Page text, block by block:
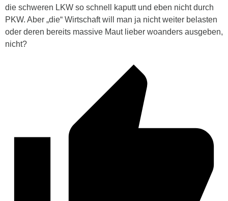
die schweren LKW so schnell kaputt und eben nicht durch
PKW. Aber „die“ Wirtschaft will man ja nicht weiter belasten
oder deren bereits massive Maut lieber woanders ausgeben,
nicht?